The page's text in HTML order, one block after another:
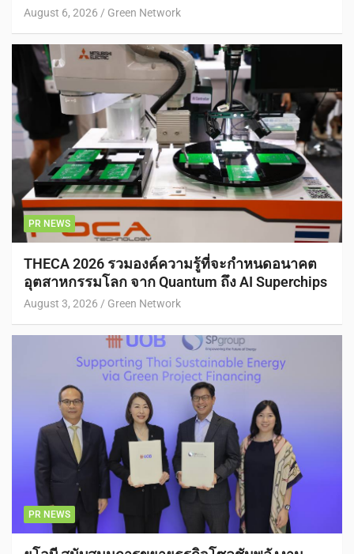
August 6, 2026 Green Network
PR NEWS
THECA 2026 รวมองค์ความรู้ที่จะกำหนดอนาคต
อุตสาหกรรมโลก จาก Quantum ถึง AI Superchips
August 3, 2026 Green Network
PR NEWS